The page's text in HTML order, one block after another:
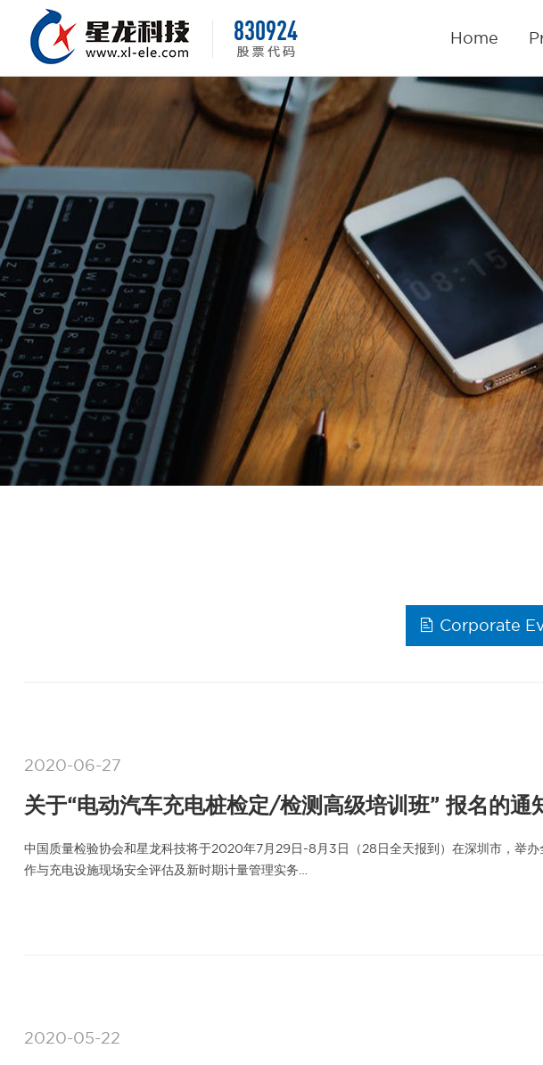
Home
 Corporate
2020-06-27
关于“电动汽车充电桩检定/检测高级培训班” 报名的通
中国质量检验协会和星龙科技将于2020年7月29日-8月3日（28日全天报到）在深圳市，举
作与充电设施现场安全评估及新时期计量管理实务…
2020-05-22